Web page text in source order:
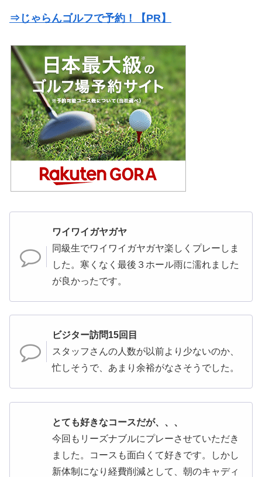
⇒じゃらんゴルフで予約！【PR】
ワイワイガヤガヤ
同級生でワイワイガヤガヤ楽しくプレーしま
した。寒くなく最後３ホール雨に濡れました
が良かったです。
ビジター訪問15回目
スタッフさんの人数が以前より少ないのか、
忙しそうで、あまり余裕がなさそうでした。
とても好きなコースだが、、、
今回もリーズナブルにプレーさせていただき
ました。コースも面白くて好きです。しかし
新体制になり経費削減として、朝のキャディ